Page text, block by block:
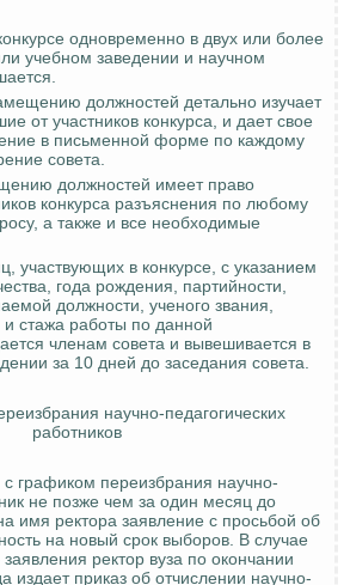
одновременно в двух или более
учебном заведении и научном
должностей детально изучает
от участников конкурса, и дает свое
в письменной форме по каждому
совета.
должностей имеет право
конкурса разъяснения по любому
а также и все необходимые
участвующих в конкурсе, с указанием
года рождения, партийности,
должности, ученого звания,
стажа работы по данной
членам совета и вывешивается в
за 10 дней до заседания совета.
научно-педагогических
работников
с графиком переизбрания научно-
не позже чем за один месяц до
имя ректора заявление с просьбой об
на новый срок выборов. В случае
заявления ректор вуза по окончании
издает приказ об отчислении научно-